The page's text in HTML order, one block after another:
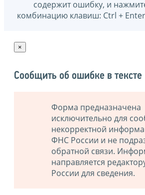
содержит ошибку, и
комбинацию клавиш: Ctrl +
×
Сообщить об ошибке в тексте
Форма предназначена
исключительно для
некорректной
ФНС России и не
обратной связи.
направляется
России для сведения.